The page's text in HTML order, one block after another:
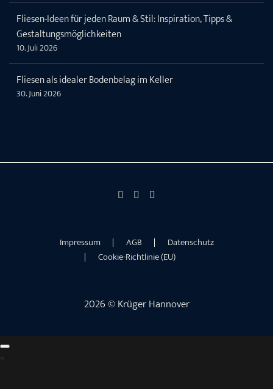
Fliesen-Ideen für jeden Raum & Stil: Inspiration, Tipps &
Gestaltungsmöglichkeiten
10. Juli 2026
Fliesen als idealer Bodenbelag im Keller
30. Juni 2026
Impressum AGB
Datenschutz
Cookie-Richtlinie (EU)
2026 © Krüger Hannover
×